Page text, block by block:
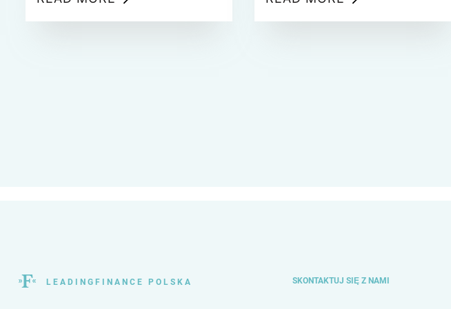
efektywność transakcji i poprawiając
oraz automatyzacja procesów sprawiają,
L E A D I N G F I N A N C E P O L S K A SKONTAKTUJ SIĘ Z NAMI